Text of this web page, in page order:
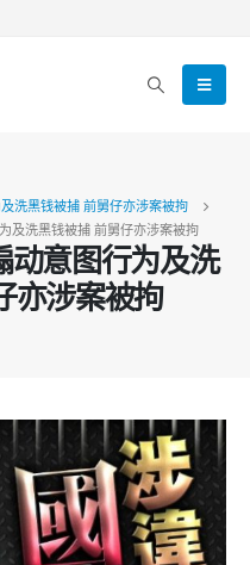
洗黑钱被捕 前舅仔亦涉案被拘
及洗黑钱被捕 前舅仔亦涉案被拘
动意图行为及洗
亦涉案被拘